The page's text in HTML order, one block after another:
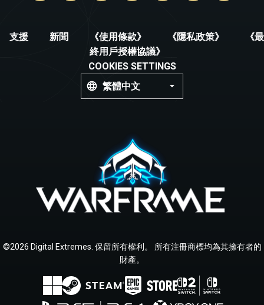
支援 新聞 《使用條款》 《隱私政策》
《最
終用戶授權協議》
COOKIES SETTINGS
繁體中文
©2026 Digital Extremes. 保留所有權利。 所有注冊商標均為其擁有者的
財產。